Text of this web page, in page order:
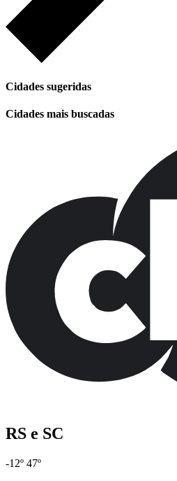
Cidades sugeridas
Cidades mais buscadas
RS e SC
-12º 47º